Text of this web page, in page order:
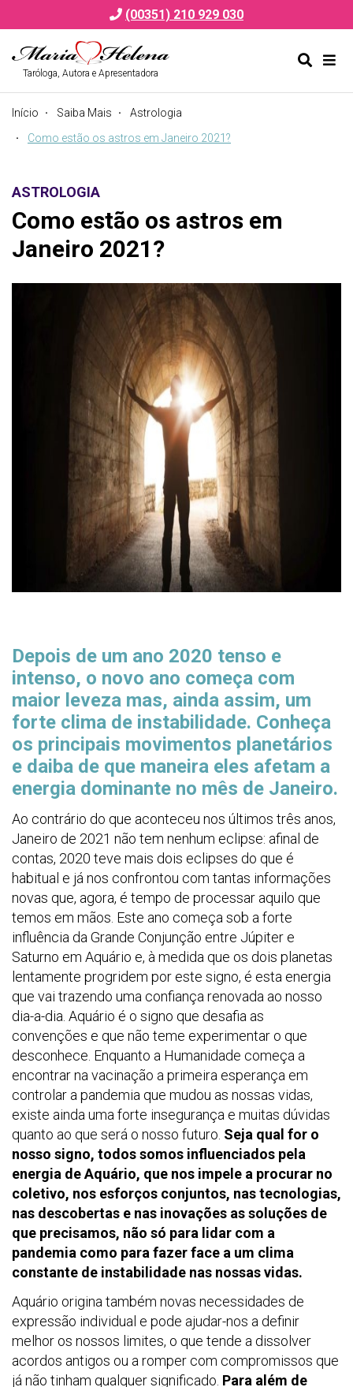
(00351) 210 929 030
Taróloga, Autora e Apresentadora
Início Saiba Mais
Astrologia
Como estão os astros em Janeiro 2021?
ASTROLOGIA
Como estão os astros em
Janeiro 2021?
Depois de um ano 2020 tenso e
intenso, o novo ano começa com
maior leveza mas, ainda assim, um
forte clima de instabilidade. Conheça
os principais movimentos planetários
e daiba de que maneira eles afetam a
energia dominante no mês de Janeiro.
Ao contrário do que aconteceu nos últimos três anos,
Janeiro de 2021 não tem nenhum eclipse: afinal de
contas, 2020 teve mais dois eclipses do que é
habitual e já nos confrontou com tantas informações
novas que, agora, é tempo de processar aquilo que
temos em mãos. Este ano começa sob a forte
influência da Grande Conjunção entre Júpiter e
Saturno em Aquário e, à medida que os dois planetas
lentamente progridem por este signo, é esta energia
que vai trazendo uma confiança renovada ao nosso
dia-a-dia. Aquário é o signo que desafia as
convenções e que não teme experimentar o que
desconhece. Enquanto a Humanidade começa a
encontrar na vacinação a primeira esperança em
controlar a pandemia que mudou as nossas vidas,
existe ainda uma forte insegurança e muitas dúvidas
quanto ao que será o nosso futuro. Seja qual for o
nosso signo, todos somos influenciados pela
energia de Aquário, que nos impele a procurar no
coletivo, nos esforços conjuntos, nas tecnologias,
nas descobertas e nas inovações as soluções de
que precisamos, não só para lidar com a
pandemia como para fazer face a um clima
constante de instabilidade nas nossas vidas.
Aquário origina também novas necessidades de
expressão individual e pode ajudar-nos a definir
melhor os nossos limites, o que tende a dissolver
acordos antigos ou a romper com compromissos que
já não tinham qualquer significado. Para além de